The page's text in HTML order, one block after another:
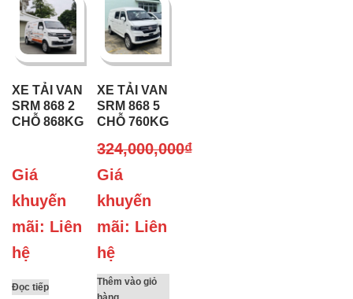
XE TẢI VAN
SRM 868 2
CHỖ 868KG
Giá
khuyến
mãi: Liên
hệ
Đọc tiếp
XE TẢI VAN
SRM 868 5
CHỖ 760KG
324,000,000₫
Giá
khuyến
mãi: Liên
hệ
Thêm vào giỏ